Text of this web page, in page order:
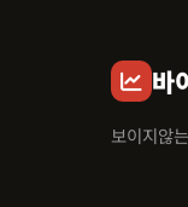
바
보이지않